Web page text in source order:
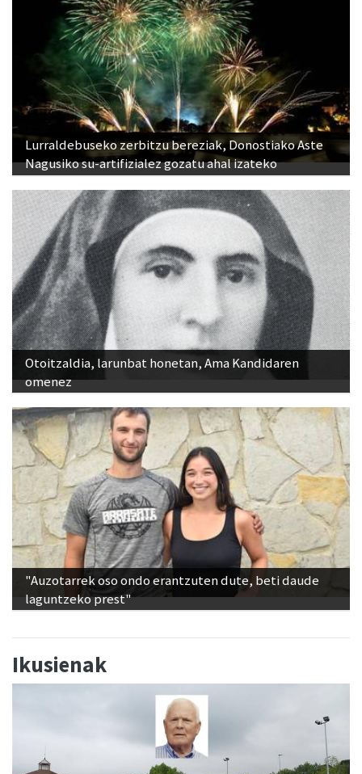
Lurraldebuseko zerbitzu bereziak, Donostiako Aste
Nagusiko su-artifizialez gozatu ahal izateko
Otoitzaldia, larunbat honetan, Ama Kandidaren
omenez
"Auzotarrek oso ondo erantzuten dute, beti daude
laguntzeko prest"
Ikusienak